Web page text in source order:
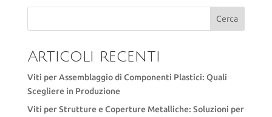
Cerca
Articoli recenti
Viti per Assemblaggio di Componenti Plastici: Quali
Scegliere in Produzione
Viti per Strutture e Coperture Metalliche: Soluzioni per